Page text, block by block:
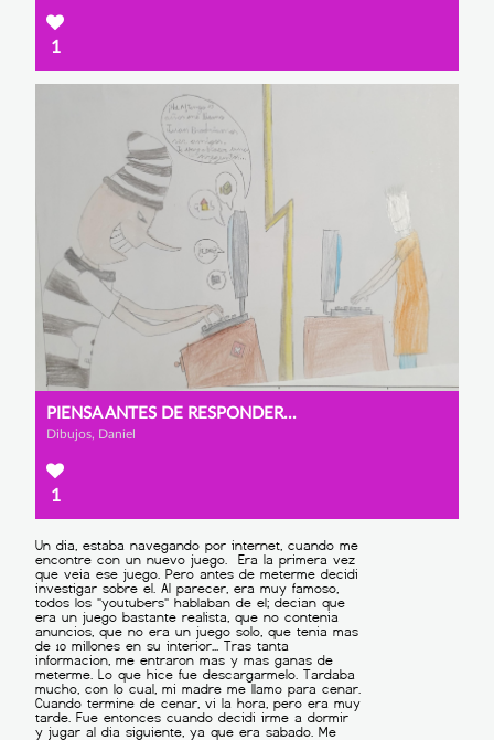
1
PIENSA ANTES DE RESPONDER...
Dibujos, Daniel
1